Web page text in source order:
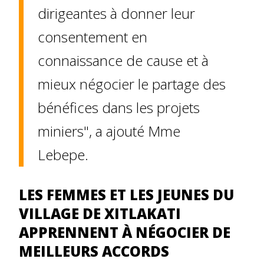
dirigeantes à donner leur
consentement en
connaissance de cause et à
mieux négocier le partage des
bénéfices dans les projets
miniers", a ajouté Mme
Lebepe.
LES FEMMES ET LES JEUNES DU
VILLAGE DE XITLAKATI
APPRENNENT À NÉGOCIER DE
MEILLEURS ACCORDS